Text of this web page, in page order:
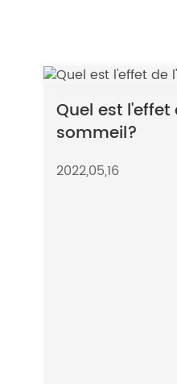
Quel est
sommeil?
2022,05,16